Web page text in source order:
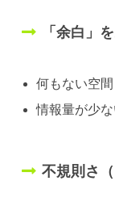
「余白」
何もない空
情報量が少
不規則さ